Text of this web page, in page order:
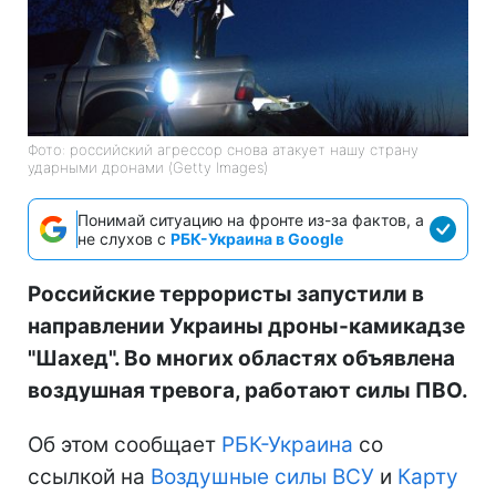
Фото: российский агрессор снова атакует нашу страну
ударными дронами (Getty Images)
Понимай ситуацию на фронте из-за фактов, а
не слухов с РБК-Украина в Google
Российские террористы запустили в
направлении Украины дроны-камикадзе
"Шахед". Во многих областях объявлена
воздушная тревога, работают силы ПВО.
Об этом сообщает РБК-Украина со
ссылкой на Воздушные силы ВСУ и Карту